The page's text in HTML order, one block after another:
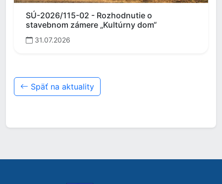
SÚ-2026/115-02 - Rozhodnutie o
stavebnom zámere „Kultúrny dom“
31.07.2026
Späť na aktuality